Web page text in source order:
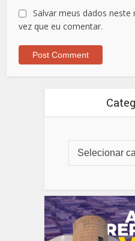
Salvar meus dados
vez que eu comentar.